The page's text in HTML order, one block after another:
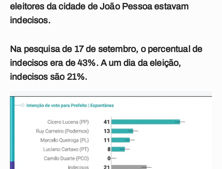
eleitores da cidade de João Pessoa estavam
indecisos.
Na pesquisa de 17 de setembro, o percentual de
indecisos era de 43%. A um dia da eleição,
indecisos são 21%.